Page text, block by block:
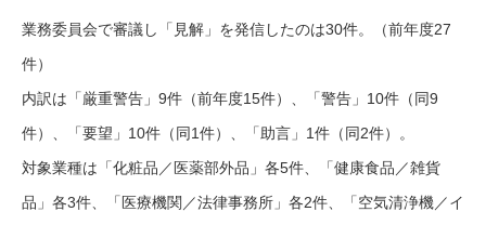
業務委員会で審議し「見解」を発信したのは30件。（前年度27
件）
内訳は「厳重警告」9件（前年度15件）、「警告」10件（同9
件）、「要望」10件（同1件）、「助言」1件（同2件）。
対象業種は「化粧品／医薬部外品」各5件、「健康食品／雑貨
品」各3件、「医療機関／法律事務所」各2件、「空気清浄機／イ